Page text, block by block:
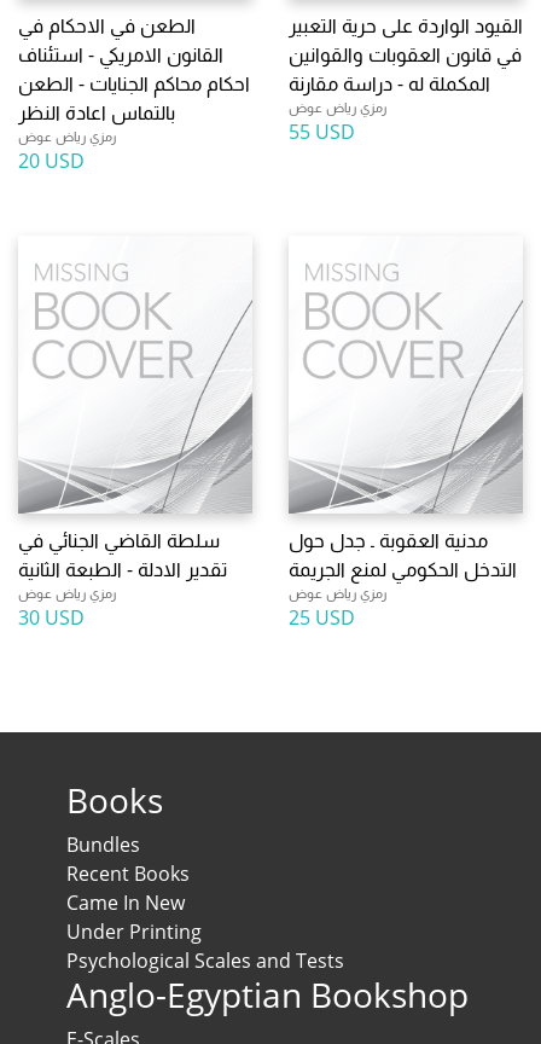
الطعن في الاحكام في
القانون الامريكي - استئناف
احكام محاكم الجنايات - الطعن
بالتماس اعادة النظر
رمزي رياض عوض
20 USD
القيود الواردة على حرية التعبير
في قانون العقوبات والقوانين
المكملة له - دراسة مقارنة
رمزي رياض عوض
55 USD
سلطة القاضي الجنائي في
تقدير الادلة - الطبعة الثانية
رمزي رياض عوض
30 USD
مدنية العقوبة ـ جدل حول
التدخل الحكومي لمنع الجريمة
رمزي رياض عوض
25 USD
Books
Bundles
Recent Books
Came In New
Under Printing
Psychological Scales and Tests
Anglo-Egyptian Bookshop
E-Scales